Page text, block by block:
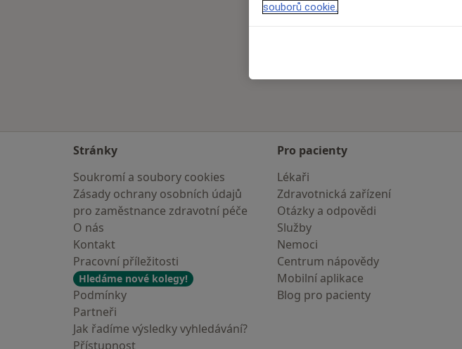
Stránky
Soukromí a soubory cookies
Zásady ochrany osobních údajů
pro zaměstnance zdravotní péče
O nás
Kontakt
Pracovní příležitosti
Hledáme nové kolegy!
Podmínky
Partneři
Jak řadíme výsledky vyhledávání?
Přístupnost
Pro pacienty
Lékaři
Zdravotnická zařízení
Otázky a odpovědi
Služby
Nemoci
Centrum nápovědy
Mobilní aplikace
Blog pro pacienty
souborů cookie.